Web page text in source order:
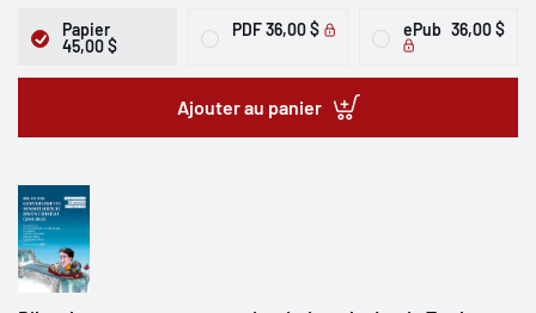
Papier
45,00 $
PDF 36,00 $ ePub 36,00 $
Ajouter au panier